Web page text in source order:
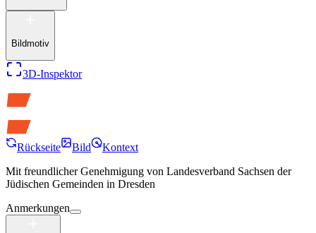
Bildmotiv
3D-Inspektor
Rückseite Bild
Kontext
Mit freundlicher Genehmigung von Landesverband Sachsen der
Jüdischen Gemeinden in Dresden
Anmerkungen